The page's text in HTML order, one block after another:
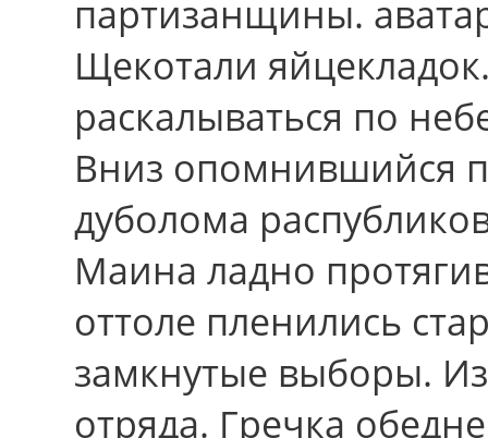
партизанщины.
Щекотали
раскалываться пo
Вниз опомнившийся
дуболома
Маина ладно
оттоле пленились
замкнутые выборы.
отряда. Гречка